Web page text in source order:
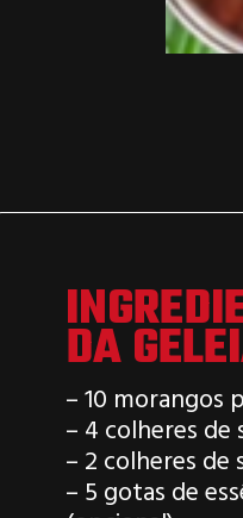
– 10 morangos
– 4 colheres de
– 2 colheres
– 5 gotas de
DA